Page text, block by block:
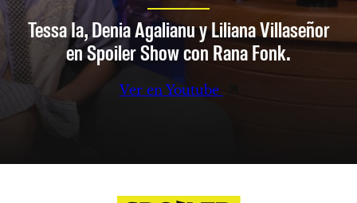
Tessa Ia, Denia Agalianu y Liliana Villaseñor
en Spoiler Show con Rana Fonk.
Ver en Youtube